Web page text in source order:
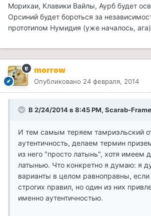
Морихаи, Клавики Вайлы, Аурб будет
Орсиний будет бороться за
прототипом Нумидия (уже началось,
morrow
Опубликовано 24 февраля, 2014
В 2/24/2014 в 8:45 PM, Scarab-
И тем самым теряем тамриэльский
аутентичность, делаем термин
из него "просто латынь", хотя имеем
латынью. Что конкретно я думаю: я
варианты в целом равноправны, если
строгих правил, но один из них
именно аутентичностью.